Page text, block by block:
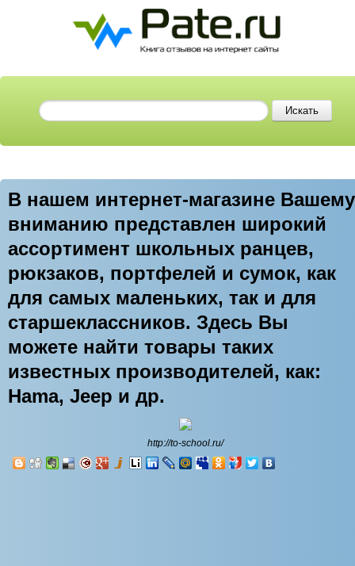
В нашем интернет-магазине Вашему
вниманию представлен широкий
ассортимент школьных ранцев,
рюкзаков, портфелей и сумок, как
для самых маленьких, так и для
старшеклассников. Здесь Вы
можете найти товары таких
известных производителей, как:
Hama, Jeep и др.
http://to-school.ru/